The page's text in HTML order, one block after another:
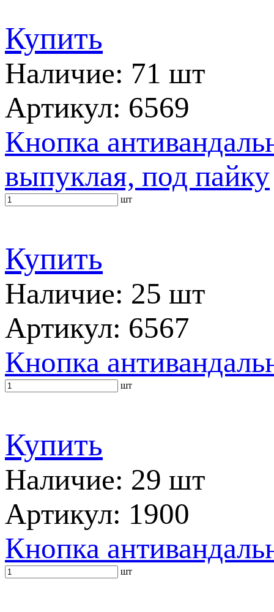
Купить
Наличие: 71 шт
Артикул: 6569
Кнопка
выпуклая, под пайку
шт
Купить
Наличие: 25 шт
Артикул: 6567
Кнопка
шт
Купить
Наличие: 29 шт
Артикул: 1900
Кнопка
шт